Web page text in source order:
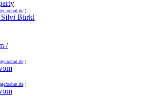
)
Silvi Bürkl
/
)
)